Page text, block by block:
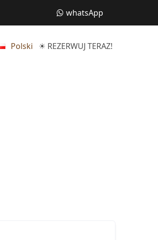
whatsApp
Polski ☀ REZERWUJ TERAZ!